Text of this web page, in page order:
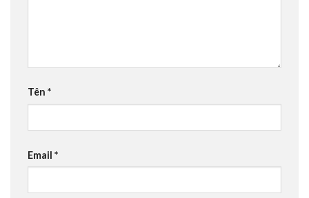
Tên *
Email *